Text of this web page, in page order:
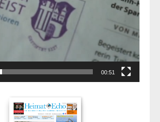
00:51